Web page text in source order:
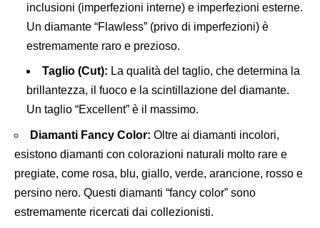
inclusioni (imperfezioni interne) e imperfezioni esterne.
Un diamante “Flawless” (privo di imperfezioni) è
estremamente raro e prezioso.
Taglio (Cut): La qualità del taglio, che determina la
brillantezza, il fuoco e la scintillazione del diamante.
Un taglio “Excellent” è il massimo.
Diamanti Fancy Color: Oltre ai diamanti incolori,
esistono diamanti con colorazioni naturali molto rare e
pregiate, come rosa, blu, giallo, verde, arancione, rosso e
persino nero. Questi diamanti “fancy color” sono
estremamente ricercati dai collezionisti.